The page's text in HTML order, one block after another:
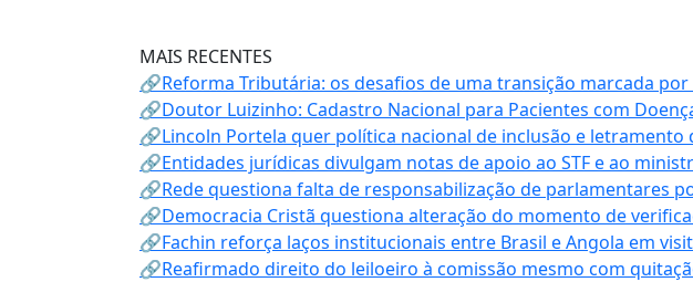
MAIS RECENTES
🔗Reforma Tributária: os desafios de uma transição marcada
🔗Doutor Luizinho: Cadastro Nacional para Pacientes com
🔗Lincoln Portela quer política nacional de inclusão e letramento
🔗Entidades jurídicas divulgam notas de apoio ao STF e ao
🔗Rede questiona falta de responsabilização de parlamentares
🔗Democracia Cristã questiona alteração do momento de
🔗Fachin reforça laços institucionais entre Brasil e Angola em
🔗Reafirmado direito do leiloeiro à comissão mesmo com